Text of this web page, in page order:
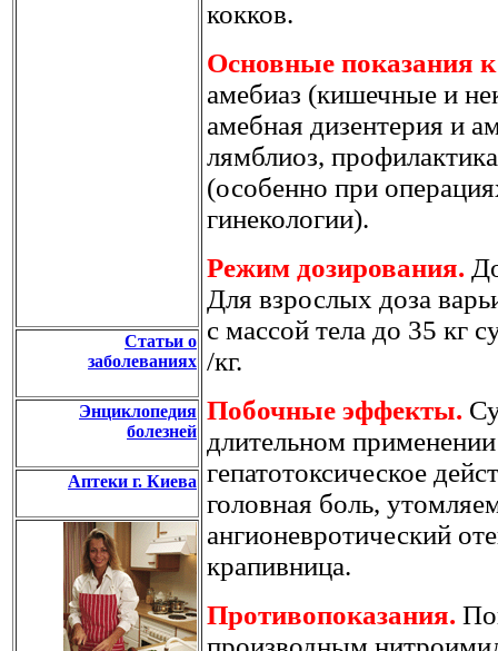
Статьи о
заболеваниях
Энциклопедия
болезней
Аптеки г. Киева
кокков.
Основные показания
амебиаз (кишечные и
амебная дизентерия и
лямблиоз,
(особенно при
гинекологии).
Режим дозирования.
Для взрослых доза
с массой тела до 35 кг
/кг.
Побочные эффекты.
длительном
гепатотоксическое
головная боль,
ангионевротический
крапивница.
Противопоказания.